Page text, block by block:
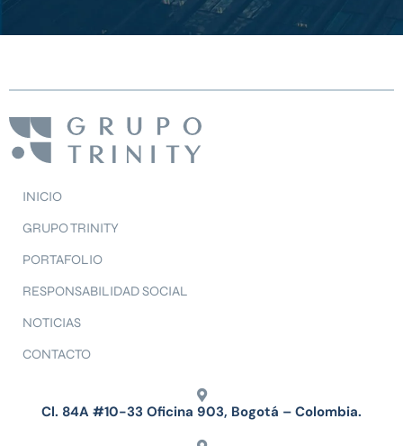
INICIO
GRUPO TRINITY
PORTAFOLIO
RESPONSABILIDAD SOCIAL
NOTICIAS
CONTACTO
Cl. 84A #10-33 Oficina 903, Bogotá – Colombia.